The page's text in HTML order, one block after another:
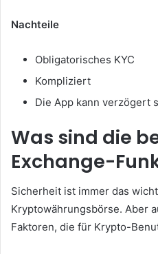
Nachteile
Obligatorisches KYC
Kompliziert
Die App kann verzögert
Was sind die
Exchange-
Sicherheit ist immer das
Kryptowährungsbörse. Aber
Faktoren, die für Krypto-